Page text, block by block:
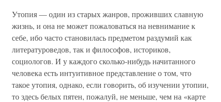
Утопия — один из старых жанров, проживших славную
жизнь, и она не может пожаловаться на невнимание к
себе, ибо часто становилась предметом раздумий как
литературоведов, так и философов, историков,
социологов. И у каждого сколько-нибудь начитанного
человека есть интуитивное представление о том, что
такое утопия, однако, если говорить, об изучении утопии,
то здесь белых пятен, пожалуй, не меньше, чем на «карте